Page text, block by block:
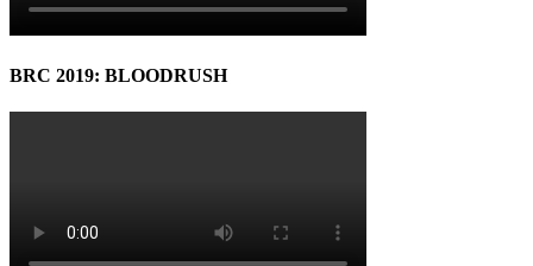
BRC 2019: BLOODRUSH